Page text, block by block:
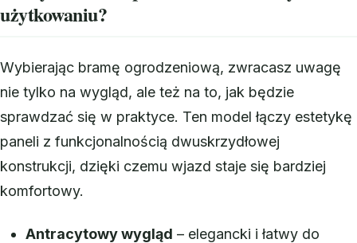
użytkowaniu?
Wybierając bramę ogrodzeniową, zwracasz uwagę
nie tylko na wygląd, ale też na to, jak będzie
sprawdzać się w praktyce. Ten model łączy estetykę
paneli z funkcjonalnością dwuskrzydłowej
konstrukcji, dzięki czemu wjazd staje się bardziej
komfortowy.
Antracytowy wygląd – elegancki i łatwy do